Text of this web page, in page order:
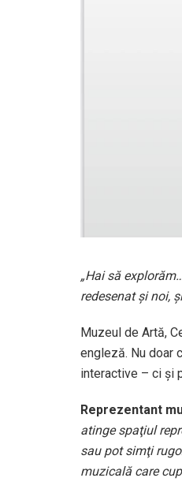
„Hai să
redesenat şi noi,
Muzeul de Artă,
engleză. Nu doar
interactive – ci și
Reprezentant
atinge spaţiul
sau pot simţi
muzicală care